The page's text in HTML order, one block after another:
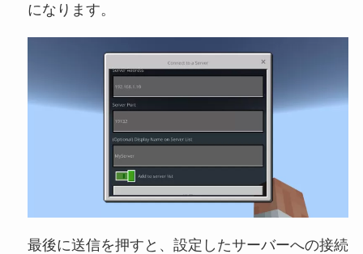
になります。
最後に送信を押すと、設定したサーバーへの接続